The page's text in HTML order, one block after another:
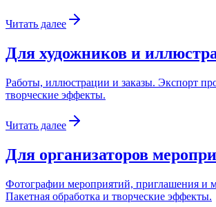
Читать далее
Для художников и
Работы, иллюстрации и заказы. Экспорт
творческие эффекты.
Читать далее
Для организаторов
Фотографии мероприятий, приглашения и
Пакетная обработка и творческие эффекты.